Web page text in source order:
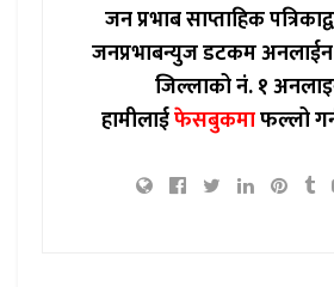
जन प्रभाब साप्ताहिक
जनप्रभाबन्युज डटकम अनलाईन
जिल्लाको नं. १
हामीलाईफेसबुकमाफल्लो